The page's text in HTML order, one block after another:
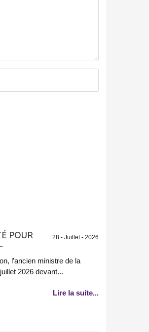
28 - Juillet - 2026
POUR
l’ancien ministre de la
2026 devant...
Lire la suite...